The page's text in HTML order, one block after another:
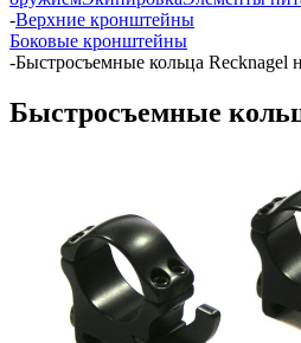
-Верхние кронштейны
Боковые кронштейны
-Быстросъемные кольца
Быстросъемные